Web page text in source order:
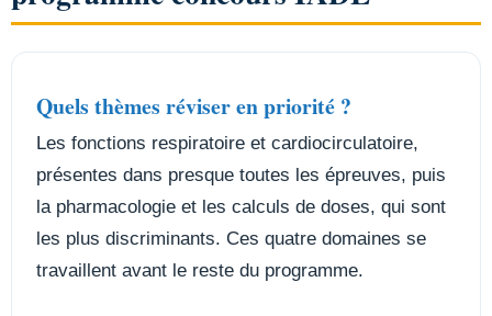
Quels thèmes réviser en priorité ?
Les fonctions respiratoire et cardiocirculatoire,
présentes dans presque toutes les épreuves, puis
la pharmacologie et les calculs de doses, qui sont
les plus discriminants. Ces quatre domaines se
travaillent avant le reste du programme.